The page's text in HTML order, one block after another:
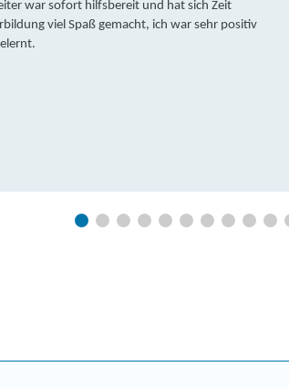
war sofort hilfsbereit und hat sich Zeit
viel Spaß gemacht, ich war sehr positiv